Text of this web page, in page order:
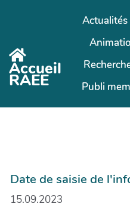
Aller au contenu principal
Accueil
RAEE
Actualités
Publi
Date de saisie de
15.09.2023